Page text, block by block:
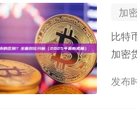
加
比特
加密
发布